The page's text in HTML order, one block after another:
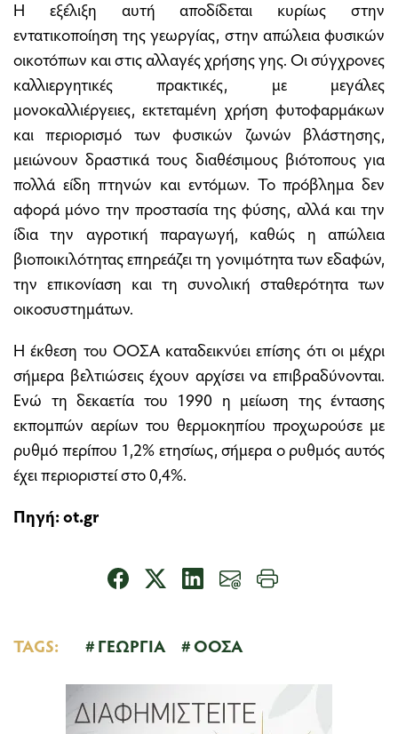
Η εξέλιξη αυτή αποδίδεται κυρίως στην
εντατικοποίηση της γεωργίας, στην απώλεια φυσικών
οικοτόπων και στις αλλαγές χρήσης γης. Οι σύγχρονες
καλλιεργητικές πρακτικές, με μεγάλες
μονοκαλλιέργειες, εκτεταμένη χρήση φυτοφαρμάκων
και περιορισμό των φυσικών ζωνών βλάστησης,
μειώνουν δραστικά τους διαθέσιμους βιότοπους για
πολλά είδη πτηνών και εντόμων. Το πρόβλημα δεν
αφορά μόνο την προστασία της φύσης, αλλά και την
ίδια την αγροτική παραγωγή, καθώς η απώλεια
βιοποικιλότητας επηρεάζει τη γονιμότητα των εδαφών,
την επικονίαση και τη συνολική σταθερότητα των
οικοσυστημάτων.
Η έκθεση του ΟΟΣΑ καταδεικνύει επίσης ότι οι μέχρι
σήμερα βελτιώσεις έχουν αρχίσει να επιβραδύνονται.
Ενώ τη δεκαετία του 1990 η μείωση της έντασης
εκπομπών αερίων του θερμοκηπίου προχωρούσε με
ρυθμό περίπου 1,2% ετησίως, σήμερα ο ρυθμός αυτός
έχει περιοριστεί στο 0,4%.
Πηγή: ot.gr
TAGS: ΓΕΩΡΓΙΑ ΟΟΣΑ